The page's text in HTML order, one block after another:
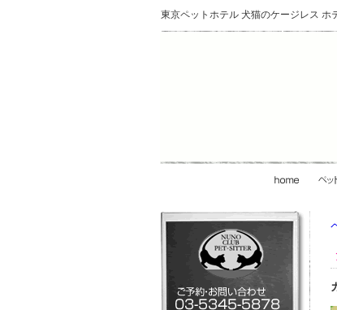
東京ペットホテル 犬猫のケージレス ホ